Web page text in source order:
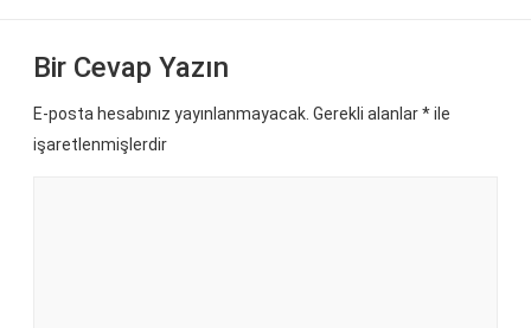
Bir Cevap Yazın
E-posta hesabınız yayınlanmayacak. Gerekli alanlar*ile
işaretlenmişlerdir